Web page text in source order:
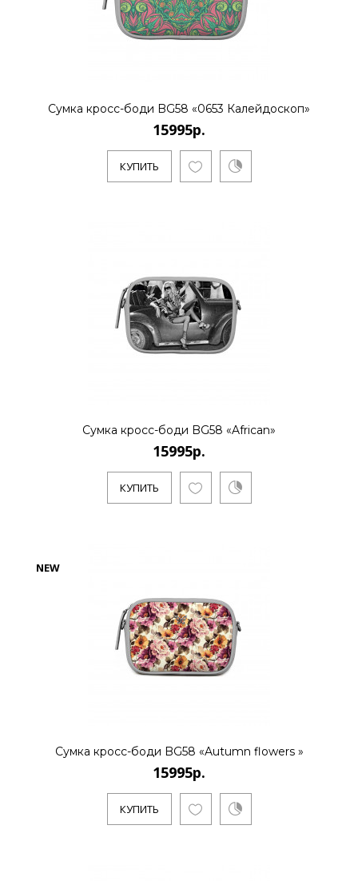
КУПИТЬ
..
15995р.
..
15995р.
15995р.
КУПИТЬ
15995р.
Сумка кросс-боди BG58 «0653 Калейдоскоп»
15995р.
КУПИТЬ
Сумка кросс-боди BG58 «African»
15995р.
КУПИТЬ
NEW
Сумка кросс-боди BG58 «Autumn flowers »
15995р.
КУПИТЬ